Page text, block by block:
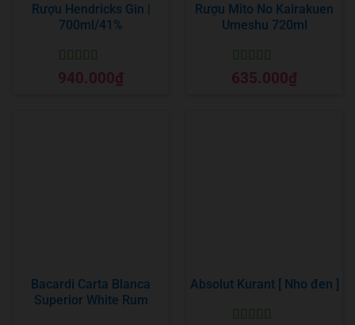
Rượu Hendricks Gin |
700ml/41%
Được xếp
hạng55 sao
940.000₫
Rượu Mito No Kairakuen
Umeshu 720ml
Được xếp
hạng55 sao
635.000₫
Bacardi Carta Blanca
Superior White Rum
Absolut Kurant [ Nho đen ]